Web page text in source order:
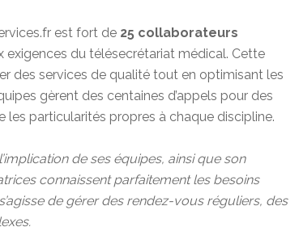
est fort de 25 collaborateurs
exigences du télésecrétariat médical. Cette
des services de qualité tout en optimisant les
gèrent des centaines d’appels pour des
particularités propres à chaque discipline.
de ses équipes, ainsi que son
connaissent parfaitement les besoins
de gérer des rendez-vous réguliers, des